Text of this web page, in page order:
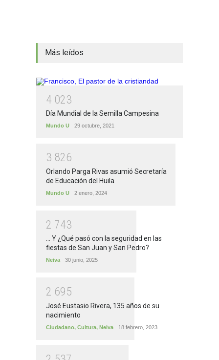
Más leídos
4 023
Día Mundial de la Semilla Campesina
Mundo U 29 octubre, 2021
3 826
Orlando Parga Rivas asumió Secretaría
de Educación del Huila
Mundo U 2 enero, 2024
2 743
... Y ¿Qué pasó con la seguridad en las
fiestas de San Juan y San Pedro?
Neiva 30 junio, 2025
2 695
José Eustasio Rivera, 135 años de su
nacimiento
Ciudadano, Cultura, Neiva 18 febrero, 2023